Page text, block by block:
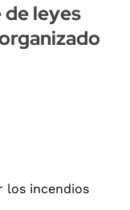
de leyes